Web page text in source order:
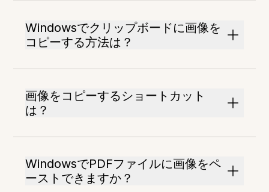
Windowsでクリップボードに画像を
コピーする方法は？
画像をコピーするショートカット
は？
WindowsでPDFファイルに画像をペ
ーストできますか？